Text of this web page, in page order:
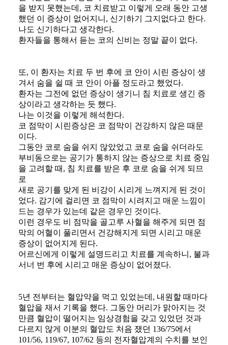
을 받지 못했는데, 코 치료받고 이렇게 오래 동안 고생
했던 이 증상이 없어지니, 신기하기 그지없다고 한다.
​나도 신기하다고 생각한다.
​환자들을 통해서 듣는 코의 신비는 정말 끝이 없다.
또, 이 환자는 치료 두 번 후에 코 안이 시린 증상이 생
겨서 숨을 쉴 때 코 안이 아플 정도라고 했었다.
​환자는 그전에 없던 증상이 생기니 침 치료로 생긴 증
상이라고 생각하는 듯 했다.
​나는 이것을 이렇게 해석한다.
​코 점막이 시린증상은 코 점막이 건강하지 않은 때문
이다.
​그동안 코로 숨을 쉬지 않았었고 코로 숨을 쉬더라도
부비동으로는 공기가 통하지 않는 증상으로 치료 중임
을 고려할 때, 침 치료를 받은 후 코로 숨을 쉬게 되므
로
새로 공기를 맞게 된 비강이 시리게 느껴지게 된 것이
었다. 감기에 걸리면 코 점막이 시려지고 매운 느낌이
드는 경우가 있는데 같은 경우인 것이다.
이런 경우도 비 점막을 골고루 사혈을 해주게 되면 점
막의 어혈이 풀리면서 건강해지게 되면 시리고 매운
증상이 없어지게 된다.
​어르신에게 이렇게 설명드리고 치료를 계속하니, 불과
서너 번 후에 시리고 매운 증상이 없어졌다.
5년 전부터는 혈압약을 먹고 있었는데, 내원할 때마다
혈압을 재서 기록을 했다. 그동안 머리가 맑아지는 것
만큼 혈압이 떨어지는 임상경험을 갖고 있었던 것과
다르지 않게 이분의 혈압도 처음 쟀던 136/75에서
101/56, 119/67, 107/62 등의 전자혈압계의 수치를 보인